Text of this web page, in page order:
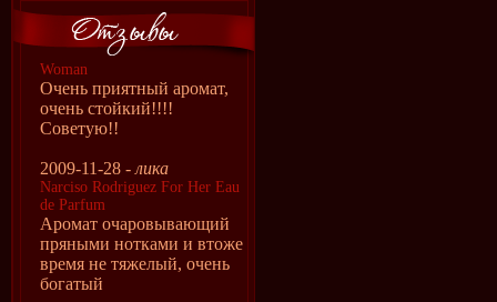
Woman
Очень приятный аромат,
очень стойкий!!!!
Советую!!
2009-11-28 - лика
Narciso Rodriguez For Her Eau
de Parfum
Аромат очаровывающий
пряными нотками и втоже
время не тяжелый, очень
богатый